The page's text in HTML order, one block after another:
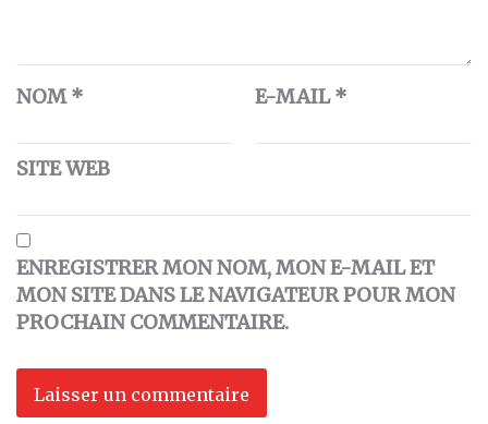
NOM* E-MAIL*
SITE WEB
ENREGISTRER MON NOM, MON E-MAIL ET
MON SITE DANS LE NAVIGATEUR POUR MON
PROCHAIN COMMENTAIRE.